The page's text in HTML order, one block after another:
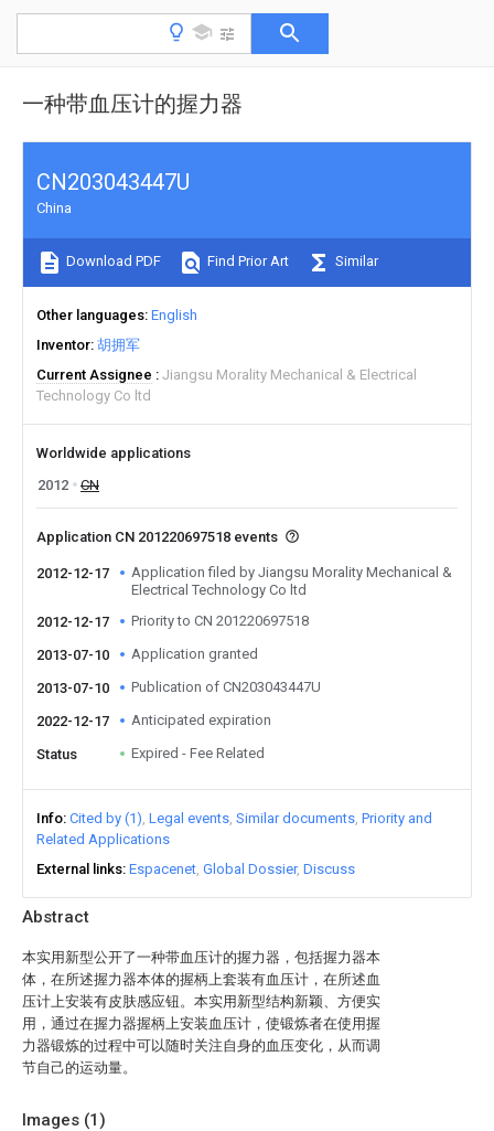
一种带血压计的握力器
Abstract
本实用新型公开了一种带血压计的握力器，包括握力器本
体，在所述握力器本体的握柄上套装有血压计，在所述血
压计上安装有皮肤感应钮。本实用新型结构新颖、方便实
用，通过在握力器握柄上安装血压计，使锻炼者在使用握
力器锻炼的过程中可以随时关注自身的血压变化，从而调
节自己的运动量。
Images (1)
CN203043447U
China
Download PDF Find Prior Art Similar
Other languages English
Inventor 胡拥军
Current Assignee
Jiangsu Morality Mechanical & Electrical
Technology Co ltd
Worldwide applications
2012
CN
Application CN 201220697518 events
2012-12-17
Application filed by Jiangsu Morality Mechanical &
Electrical Technology Co ltd
2012-12-17
Priority to CN 201220697518
2013-07-10 Application granted
2013-07-10 Publication of CN203043447U
2022-12-17 Anticipated expiration
Status Expired - Fee Related
Info Cited by (1) Legal events Similar documents Priority and
Related Applications
External links Espacenet Global Dossier Discuss